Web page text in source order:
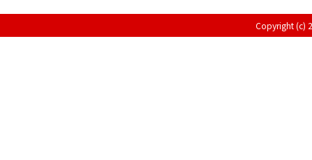
Copyright (c)